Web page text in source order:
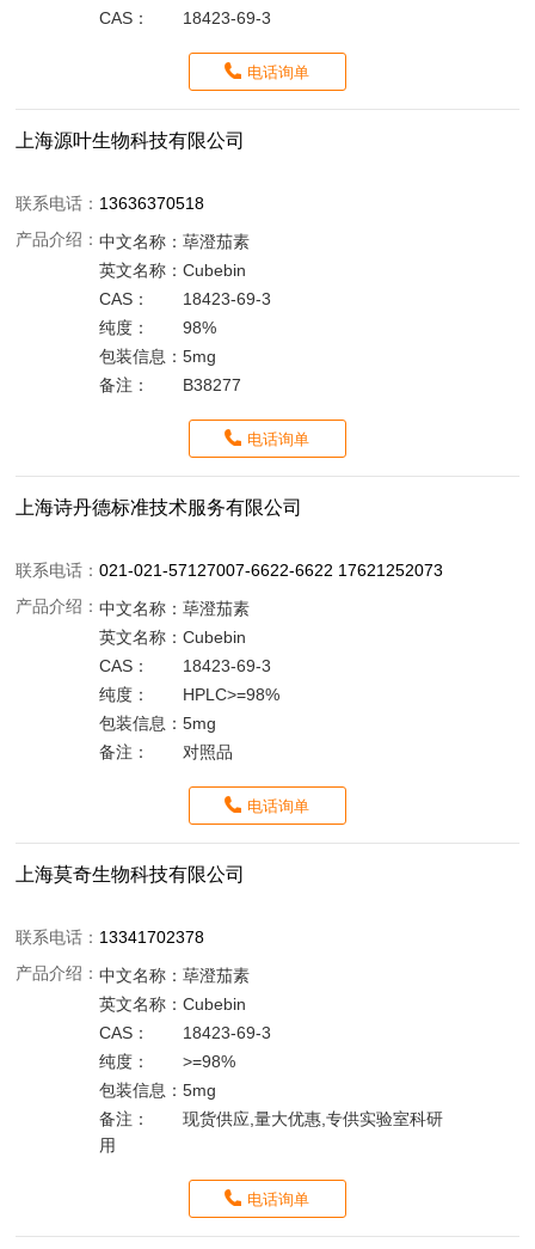
CAS：
18423-69-3
电话询单
上海源叶生物科技有限公司
联系电话： 13636370518
产品介绍：中文名称：荜澄茄素
英文名称：Cubebin
CAS：
18423-69-3
纯度：
98%
包装信息：5mg
备注：
B38277
电话询单
上海诗丹德标准技术服务有限公司
联系电话：021-021-57127007-6622-6622 17621252073
产品介绍：中文名称：荜澄茄素
英文名称：Cubebin
CAS：
18423-69-3
纯度：
HPLC>=98%
包装信息：5mg
备注：
对照品
电话询单
上海莫奇生物科技有限公司
联系电话： 13341702378
产品介绍：中文名称：荜澄茄素
英文名称：Cubebin
CAS：
18423-69-3
纯度：
>=98%
包装信息：5mg
备注：
现货供应,量大优惠,专供实验室科研
用
电话询单